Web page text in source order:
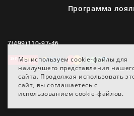
Мы используем cookie-файлы для
наилучшего представления
сайта. Продолжая использовать
сайт, вы соглашаетесь с
использованием cookie-файлов.
Программа
7(499)110-97-46